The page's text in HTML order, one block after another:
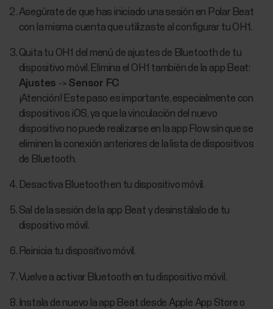
Asegúrate de que has iniciado una sesión en Polar Beat
con la misma cuenta que utilizaste al configurar tu OH1.
Quita tu OH1 del menú de ajustes de Bluetooth de tu
dispositivo móvil. Elimina el OH1 también de la app Beat:
Ajustes ->Sensor FC
¡Atención! Este paso es importante, especialmente con
dispositivos iOS, ya que la vinculación del nuevo
dispositivo no puede realizarse en la app Flow sin que se
eliminen la conexión anteriores de la lista de dispositivos
de Bluetooth.
Desactiva Bluetooth en tu dispositivo móvil.
Sal de la sesión de la app Beat y desinstálalo de tu
dispositivo móvil.
Reinicia tu dispositivo móvil.
Vuelve a activar Bluetooth en tu dispositivo móvil.
Instala de nuevo la app Beat desde Apple App Store o